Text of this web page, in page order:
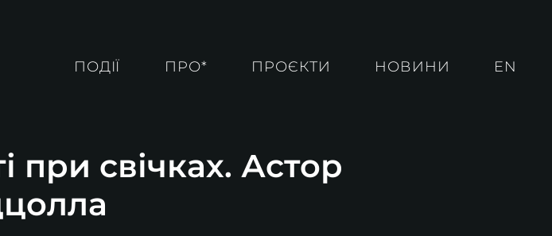
ПОДІЇ ПРО* ПРОЄКТИ НОВИНИ EN
при свічках. Астор